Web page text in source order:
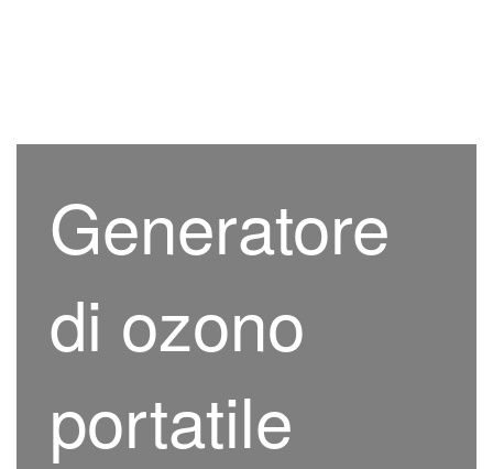
Generatore
di ozono
portatile